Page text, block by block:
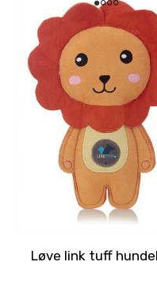
Løve link tuff